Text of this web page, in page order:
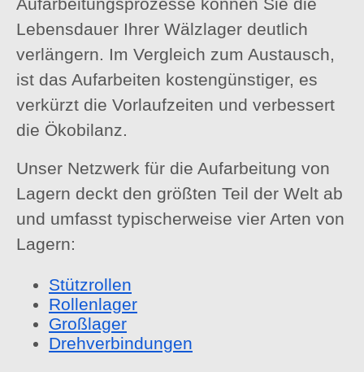
Aufarbeitungsprozesse können Sie die
Lebensdauer Ihrer Wälzlager deutlich
verlängern. Im Vergleich zum Austausch,
ist das Aufarbeiten kostengünstiger, es
verkürzt die Vorlaufzeiten und verbessert
die Ökobilanz.
Unser Netzwerk für die Aufarbeitung von
Lagern deckt den größten Teil der Welt ab
und umfasst typischerweise vier Arten von
Lagern:
Stützrollen
Rollenlager
Großlager
Drehverbindungen